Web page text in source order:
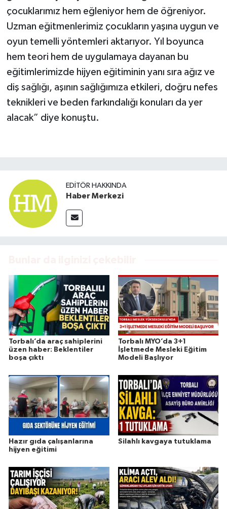
çocuklarımız hem eğleniyor hem de öğreniyor.
Uzman eğitmenlerimiz çocukların yaşına uygun ve
oyun temelli yöntemleri aktarıyor. Yıl boyunca
hem teori hem de uygulamaya dayanan bu
eğitimlerimizde hijyen eğitiminin yanı sıra ağız ve
diş sağlığı, aşının sağlığımıza etkileri, doğru nefes
teknikleri ve beden farkındalığı konuları da yer
alacak” diye konuştu.
EDITÖR HAKKINDA
Haber Merkezi
Torbalı’da araç sahiplerini
üzen haber: Beklentiler
boşa çıktı
Torbalı MYO’da 3+1
İşletmede Mesleki Eğitim
Modeli Başlıyor
Hazır gıda çalışanlarına
hijyen eğitimi
Silahlı kavgaya tutuklama